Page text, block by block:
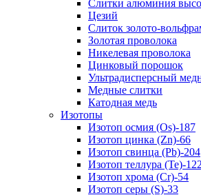
Слитки алюминия
Цезий
Слиток золото-
Золотая проволока
Никелевая проволока
Цинковый порошок
Ультрадисперсный
Медные слитки
Катодная медь
Изотопы
Изотоп осмия (Os)-187
Изотоп цинка (Zn)-66
Изотоп свинца (Pb)-204
Изотоп теллура (Te)-122
Изотоп хрома (Cr)-54
Изотоп серы (S)-33